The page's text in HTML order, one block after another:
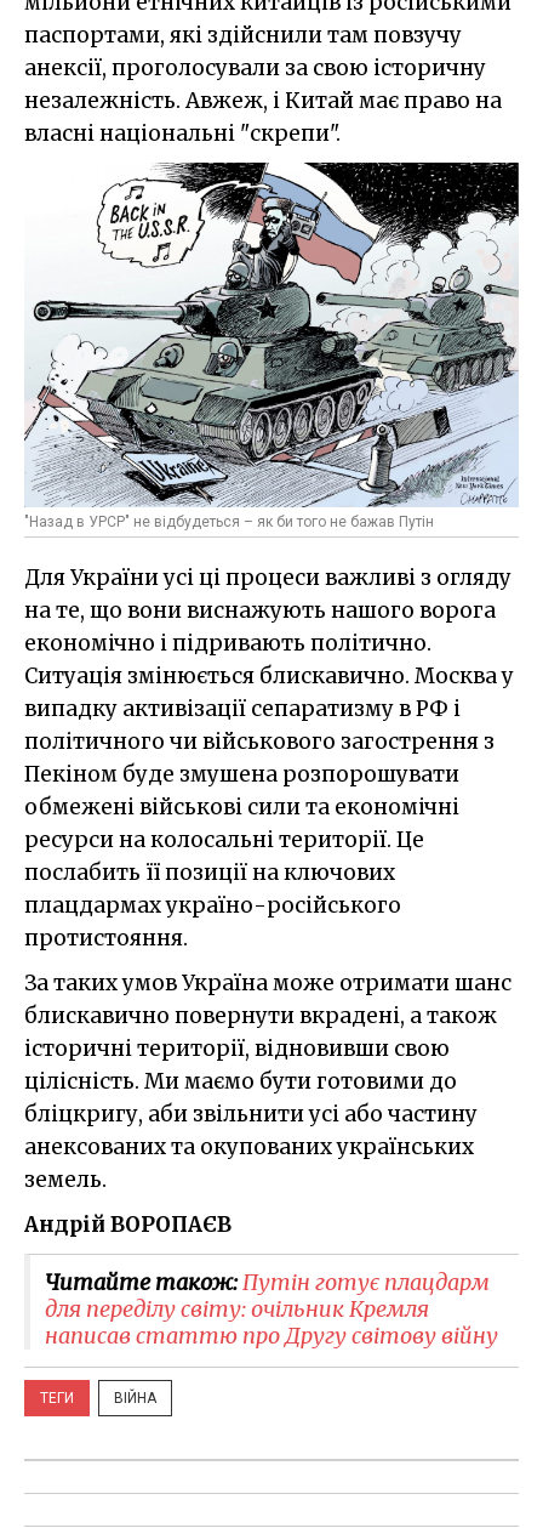
паспортами, які здійснили там повзучу
анексії, проголосували за свою історичну
незалежність. Авжеж, і Китай має право на
власні національні "скрепи".
"Назад в УРСР" не відбудеться – як би того не бажав Путін
Для України усі ці процеси важливі з огляду
на те, що вони виснажують нашого ворога
економічно і підривають політично.
Ситуація змінюється блискавично. Москва у
випадку активізації сепаратизму в РФ і
політичного чи військового загострення з
Пекіном буде змушена розпорошувати
обмежені військові сили та економічні
ресурси на колосальні території. Це
послабить її позиції на ключових
плацдармах україно-російського
протистояння.
За таких умов Україна може отримати шанс
блискавично повернути вкрадені, а також
історичні території, відновивши свою
цілісність. Ми маємо бути готовими до
бліцкригу, аби звільнити усі або частину
анексованих та окупованих українських
земель.
Андрій ВОРОПАЄВ
Читайте також:Путін готує плацдарм
для переділу світу: очільник Кремля
написав статтю про Другу світову війну
ТЕГИ ВІЙНА